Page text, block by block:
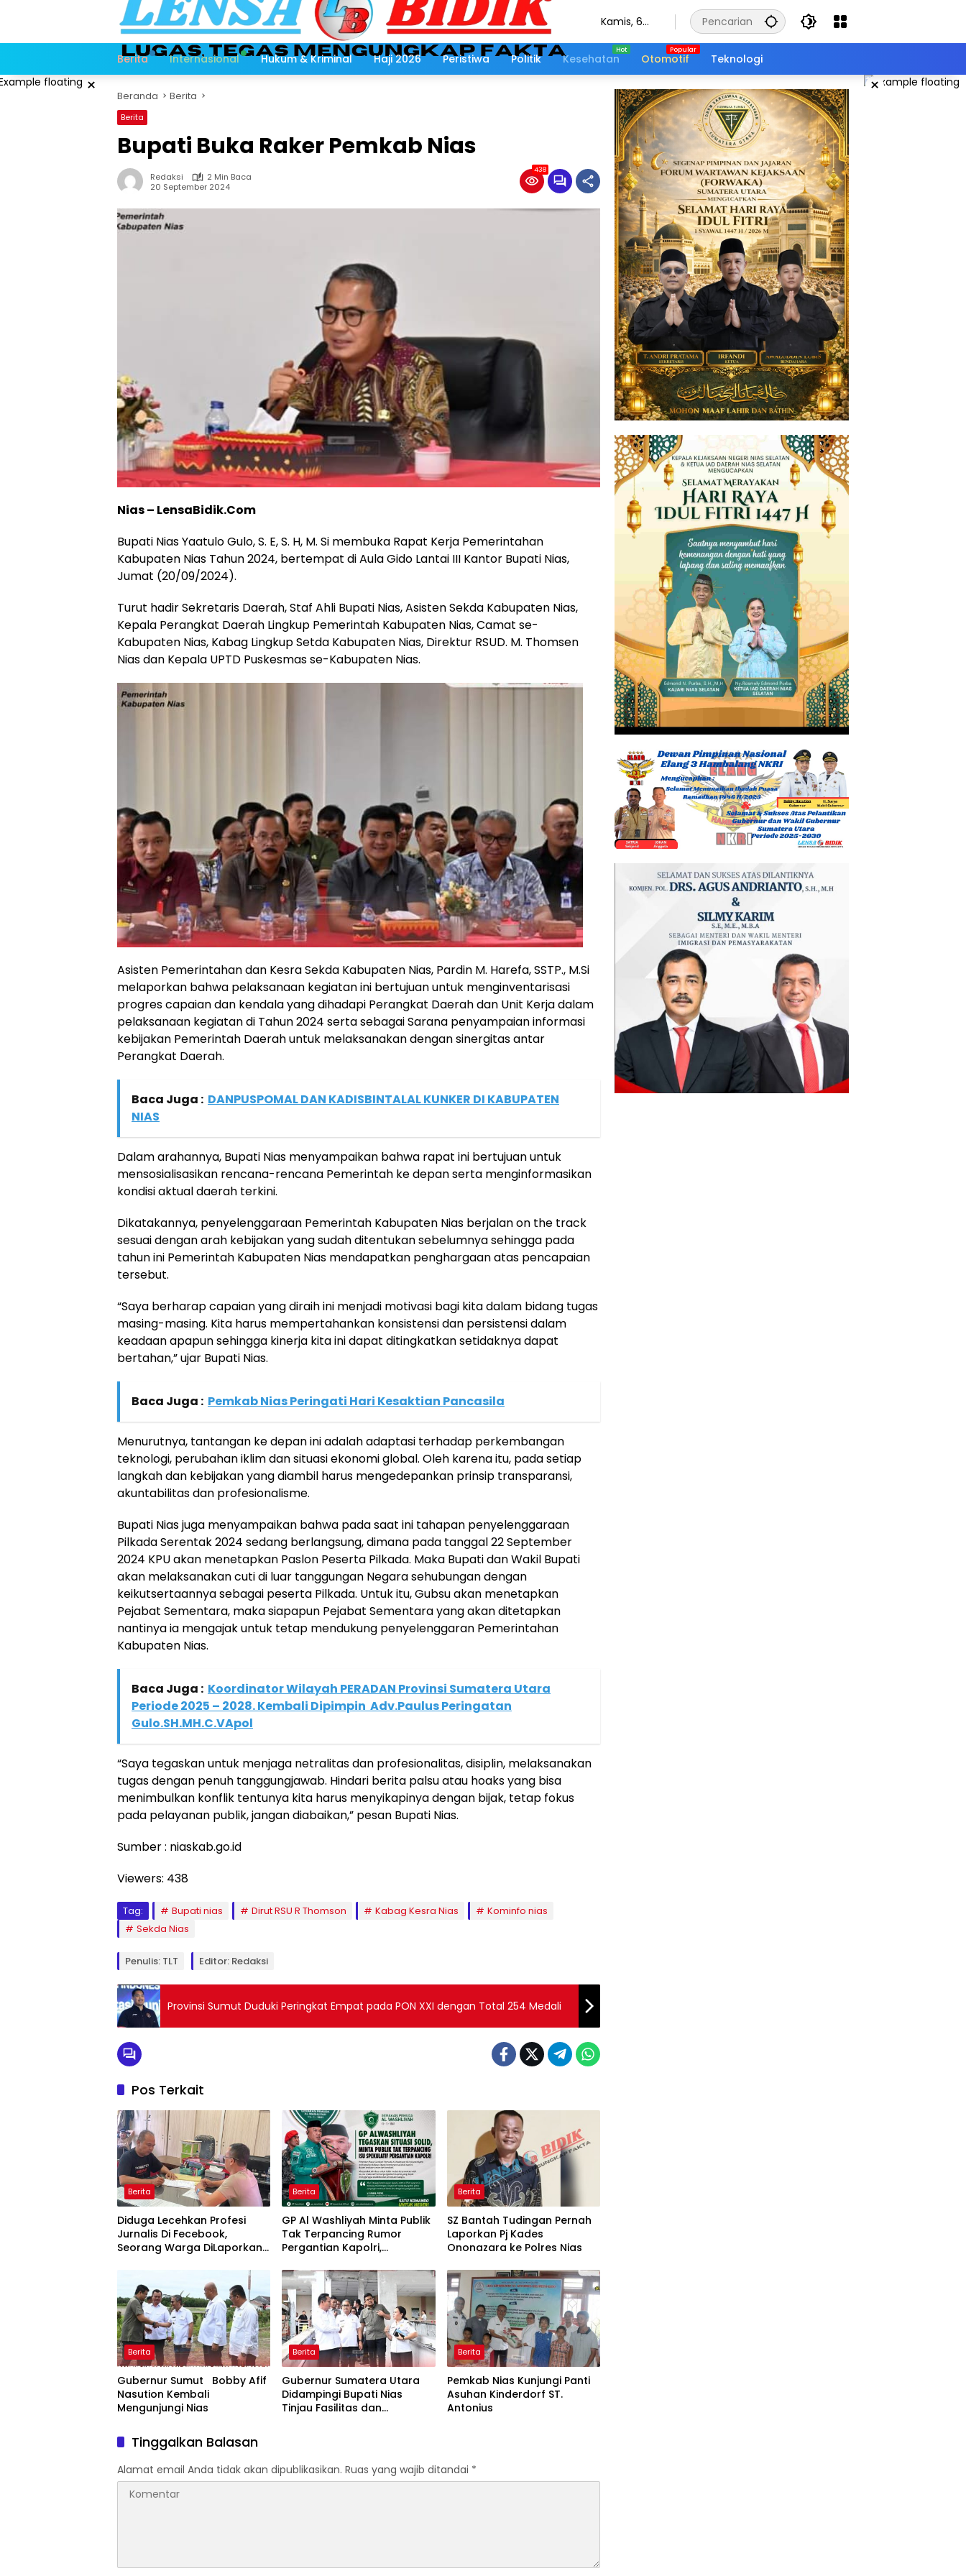
Kamis, 6
2026
Berita Internasional Hukum & Kriminal Haji 2026 Peristiwa Politik Kesehatan Otomotif Teknologi
× ×
Beranda Berita
Berita
Bupati Buka Raker Pemkab Nias
Redaksi
2 Min Baca
20 September 2024
438
Nias – LensaBidik.Com
Bupati Nias Yaatulo Gulo, S. E, S. H, M. Si membuka Rapat Kerja Pemerintahan
Kabupaten Nias Tahun 2024, bertempat di Aula Gido Lantai III Kantor Bupati Nias,
Jumat (20/09/2024).
Turut hadir Sekretaris Daerah, Staf Ahli Bupati Nias, Asisten Sekda Kabupaten Nias,
Kepala Perangkat Daerah Lingkup Pemerintah Kabupaten Nias, Camat se-
Kabupaten Nias, Kabag Lingkup Setda Kabupaten Nias, Direktur RSUD. M. Thomsen
Nias dan Kepala UPTD Puskesmas se-Kabupaten Nias.
Asisten Pemerintahan dan Kesra Sekda Kabupaten Nias, Pardin M. Harefa, SSTP., M.Si
melaporkan bahwa pelaksanaan kegiatan ini bertujuan untuk menginventarisasi
progres capaian dan kendala yang dihadapi Perangkat Daerah dan Unit Kerja dalam
pelaksanaan kegiatan di Tahun 2024 serta sebagai Sarana penyampaian informasi
kebijakan Pemerintah Daerah untuk melaksanakan dengan sinergitas antar
Perangkat Daerah.
Baca Juga : DANPUSPOMAL DAN KADISBINTALAL KUNKER DI KABUPATEN
NIAS
Dalam arahannya, Bupati Nias menyampaikan bahwa rapat ini bertujuan untuk
mensosialisasikan rencana-rencana Pemerintah ke depan serta menginformasikan
kondisi aktual daerah terkini.
Dikatakannya, penyelenggaraan Pemerintah Kabupaten Nias berjalan on the track
sesuai dengan arah kebijakan yang sudah ditentukan sebelumnya sehingga pada
tahun ini Pemerintah Kabupaten Nias mendapatkan penghargaan atas pencapaian
tersebut.
“Saya berharap capaian yang diraih ini menjadi motivasi bagi kita dalam bidang tugas
masing-masing. Kita harus mempertahankan konsistensi dan persistensi dalam
keadaan apapun sehingga kinerja kita ini dapat ditingkatkan setidaknya dapat
bertahan,” ujar Bupati Nias.
Baca Juga : Pemkab Nias Peringati Hari Kesaktian Pancasila
Menurutnya, tantangan ke depan ini adalah adaptasi terhadap perkembangan
teknologi, perubahan iklim dan situasi ekonomi global. Oleh karena itu, pada setiap
langkah dan kebijakan yang diambil harus mengedepankan prinsip transparansi,
akuntabilitas dan profesionalisme.
Bupati Nias juga menyampaikan bahwa pada saat ini tahapan penyelenggaraan
Pilkada Serentak 2024 sedang berlangsung, dimana pada tanggal 22 September
2024 KPU akan menetapkan Paslon Peserta Pilkada. Maka Bupati dan Wakil Bupati
akan melaksanakan cuti di luar tanggungan Negara sehubungan dengan
keikutsertaannya sebagai peserta Pilkada. Untuk itu, Gubsu akan menetapkan
Pejabat Sementara, maka siapapun Pejabat Sementara yang akan ditetapkan
nantinya ia mengajak untuk tetap mendukung penyelenggaran Pemerintahan
Kabupaten Nias.
Baca Juga : Koordinator Wilayah PERADAN Provinsi Sumatera Utara
Periode 2025 – 2028. Kembali Dipimpin Adv.Paulus Peringatan
Gulo.SH.MH.C.VApol
“Saya tegaskan untuk menjaga netralitas dan profesionalitas, disiplin, melaksanakan
tugas dengan penuh tanggungjawab. Hindari berita palsu atau hoaks yang bisa
menimbulkan konflik tentunya kita harus menyikapinya dengan bijak, tetap fokus
pada pelayanan publik, jangan diabaikan,” pesan Bupati Nias.
Sumber : niaskab.go.id
Viewers: 438
Tag: Bupati nias Dirut RSU R Thomson Kabag Kesra Nias
Kominfo nias
Sekda Nias
Penulis: TLT Editor: Redaksi
Provinsi Sumut Duduki Peringkat Empat pada PON XXI dengan Total 254 Medali
Pos Terkait
Berita
Diduga Lecehkan Profesi
Jurnalis Di Fecebook,
Seorang Warga DiLaporkan
Berita
GP Al Washliyah Minta Publik
Tak Terpancing Rumor
Pergantian Kapolri,
Berita
SZ Bantah Tudingan Pernah
Laporkan Pj Kades
Ononazara ke Polres Nias
Berita
Gubernur Sumut Bobby Afif
Nasution Kembali
Mengunjungi Nias
Berita
Gubernur Sumatera Utara
Didampingi Bupati Nias
Tinjau Fasilitas dan
Berita
Pemkab Nias Kunjungi Panti
Asuhan Kinderdorf ST.
Antonius
Tinggalkan Balasan
Alamat email Anda tidak akan dipublikasikan. Ruas yang wajib ditandai *